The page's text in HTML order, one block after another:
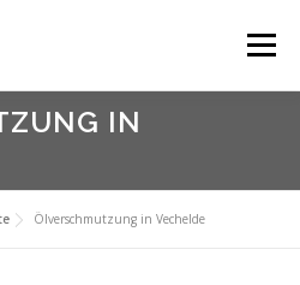
Menü
IN
Ölverschmutzung in Vechelde